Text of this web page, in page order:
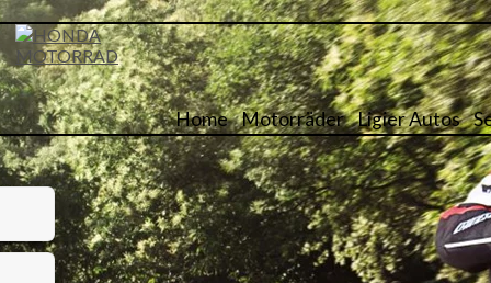
Home Motorräder Ligier Autos